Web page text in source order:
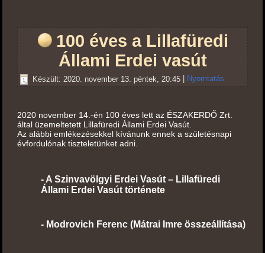
100 éves a Lillafüredi
Állami Erdei vasút
Készült: 2020. november 13. péntek, 20:45 Nyomtatás
2020 november 14.-én 100 éves lett az ÉSZAKERDŐ Zrt.
által üzemeltetett Lillafüredi Állami Erdei Vasút.
Az alábbi emlékezésekkel kívánunk ennek a születésnapi
évfordulónak tiszteletünket adni.
- A Szinvavölgyi Erdei Vasút – Lillafüredi
Állami Erdei Vasút története
- Modrovich Ferenc (Mátrai Imre összeállítása)